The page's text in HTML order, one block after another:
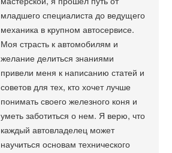
младшего специалиста до ведущего
механика в крупном автосервисе.
Моя страсть к автомобилям и
желание делиться знаниями
привели меня к написанию статей и
советов для тех, кто хочет лучше
понимать своего железного коня и
уметь заботиться о нем. Я верю, что
каждый автовладелец может
научиться основам технического